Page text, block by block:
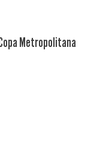
Metropolitana